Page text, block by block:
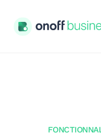
Offres